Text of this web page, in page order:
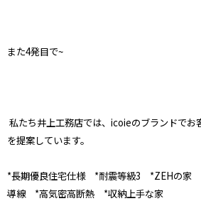
また4発目で~
私たち井上工務店では、icoieのブランドでお
を提案しています。
*長期優良住宅仕様 *耐震等級3 *ZEHの家
導線 *高気密高断熱 *収納上手な家